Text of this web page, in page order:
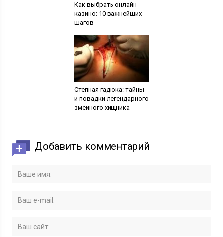
Как выбрать онлайн-
казино: 10 важнейших
шагов
Степная гадюка: тайны
и повадки легендарного
змеиного хищника
Добавить комментарий